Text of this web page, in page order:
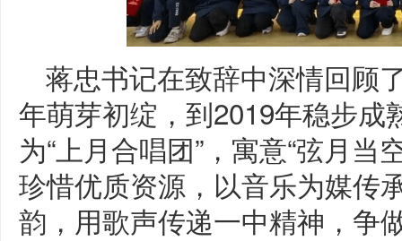
蒋忠书记在致辞中深情回顾
年萌芽初绽，到2019年稳步
为“上月合唱团”，寓意“弦月
珍惜优质资源，以音乐为媒传
韵，用歌声传递一中精神，争